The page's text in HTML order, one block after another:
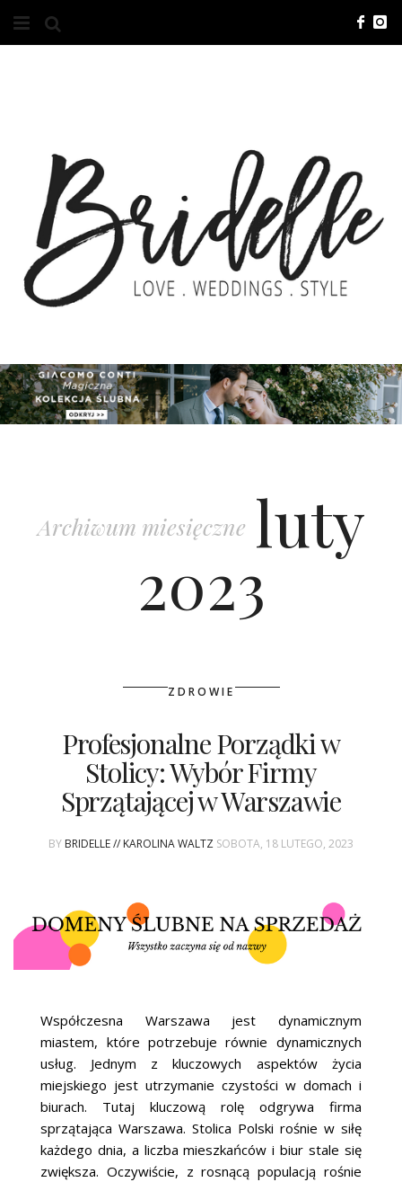
O NAS
KONTAKT
REKLAMA
ADVERTISING
ZGŁOSZENIA
ŚLUBNE STYLE
Archiwum miesięczne luty
2023
ZDROWIE
Profesjonalne Porządki w
Stolicy: Wybór Firmy
Sprzątającej w Warszawie
BY BRIDELLE // KAROLINA WALTZ SOBOTA, 18 LUTEGO, 2023
Współczesna Warszawa jest dynamicznym
miastem, które potrzebuje równie dynamicznych
usług. Jednym z kluczowych aspektów życia
miejskiego jest utrzymanie czystości w domach i
biurach. Tutaj kluczową rolę odgrywa firma
sprzątająca Warszawa. Stolica Polski rośnie w siłę
każdego dnia, a liczba mieszkańców i biur stale się
zwiększa. Oczywiście, z rosnącą populacją rośnie